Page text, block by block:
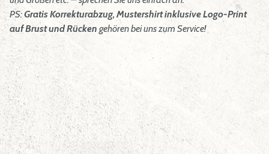
PS:Gratis Korrekturabzug, Mustershirt inklusive Logo-Print
auf Brust und Rücken gehören bei uns zum Service!